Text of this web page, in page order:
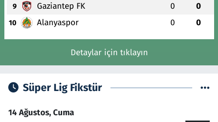
9 Gaziantep FK 0 0
10 Alanyaspor 0 0
Detaylar için tıklayın
Süper Lig Fikstür
14 Ağustos, Cuma